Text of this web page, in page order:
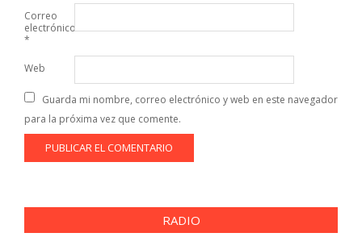
Correo
electrónico
*
Web
Guarda mi nombre, correo electrónico y web en este navegador
para la próxima vez que comente.
RADIO